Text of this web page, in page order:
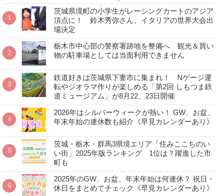
茨城県境町の小学生がレーシングカートのアジア
頂点に！ 鈴木秀弥さん、イタリアの世界大会出
場決定
栃木市中心部の警察署跡地を整備へ 観光＆買い
物の駐車場としては当面利用できません
鉄道好きは茨城県下妻市に集まれ！ Nゲージ運
転やジオラマ作りが楽しめる「第2回 しもつま鉄
道ミュージアム」が8月22、23日開催
2026年はシルバーウィークが熱い！ GW、お盆、
年末年始の連休数も紹介《早見カレンダーあり》
茨城・栃木・群馬3県境エリア「住みここちのい
い街」2025年版ランキング 1位は？躍進した市
町も
2025年のGW、お盆、年末年始は何連休？ 祝日・
休日をまとめてチェック《早見カレンダーあり》